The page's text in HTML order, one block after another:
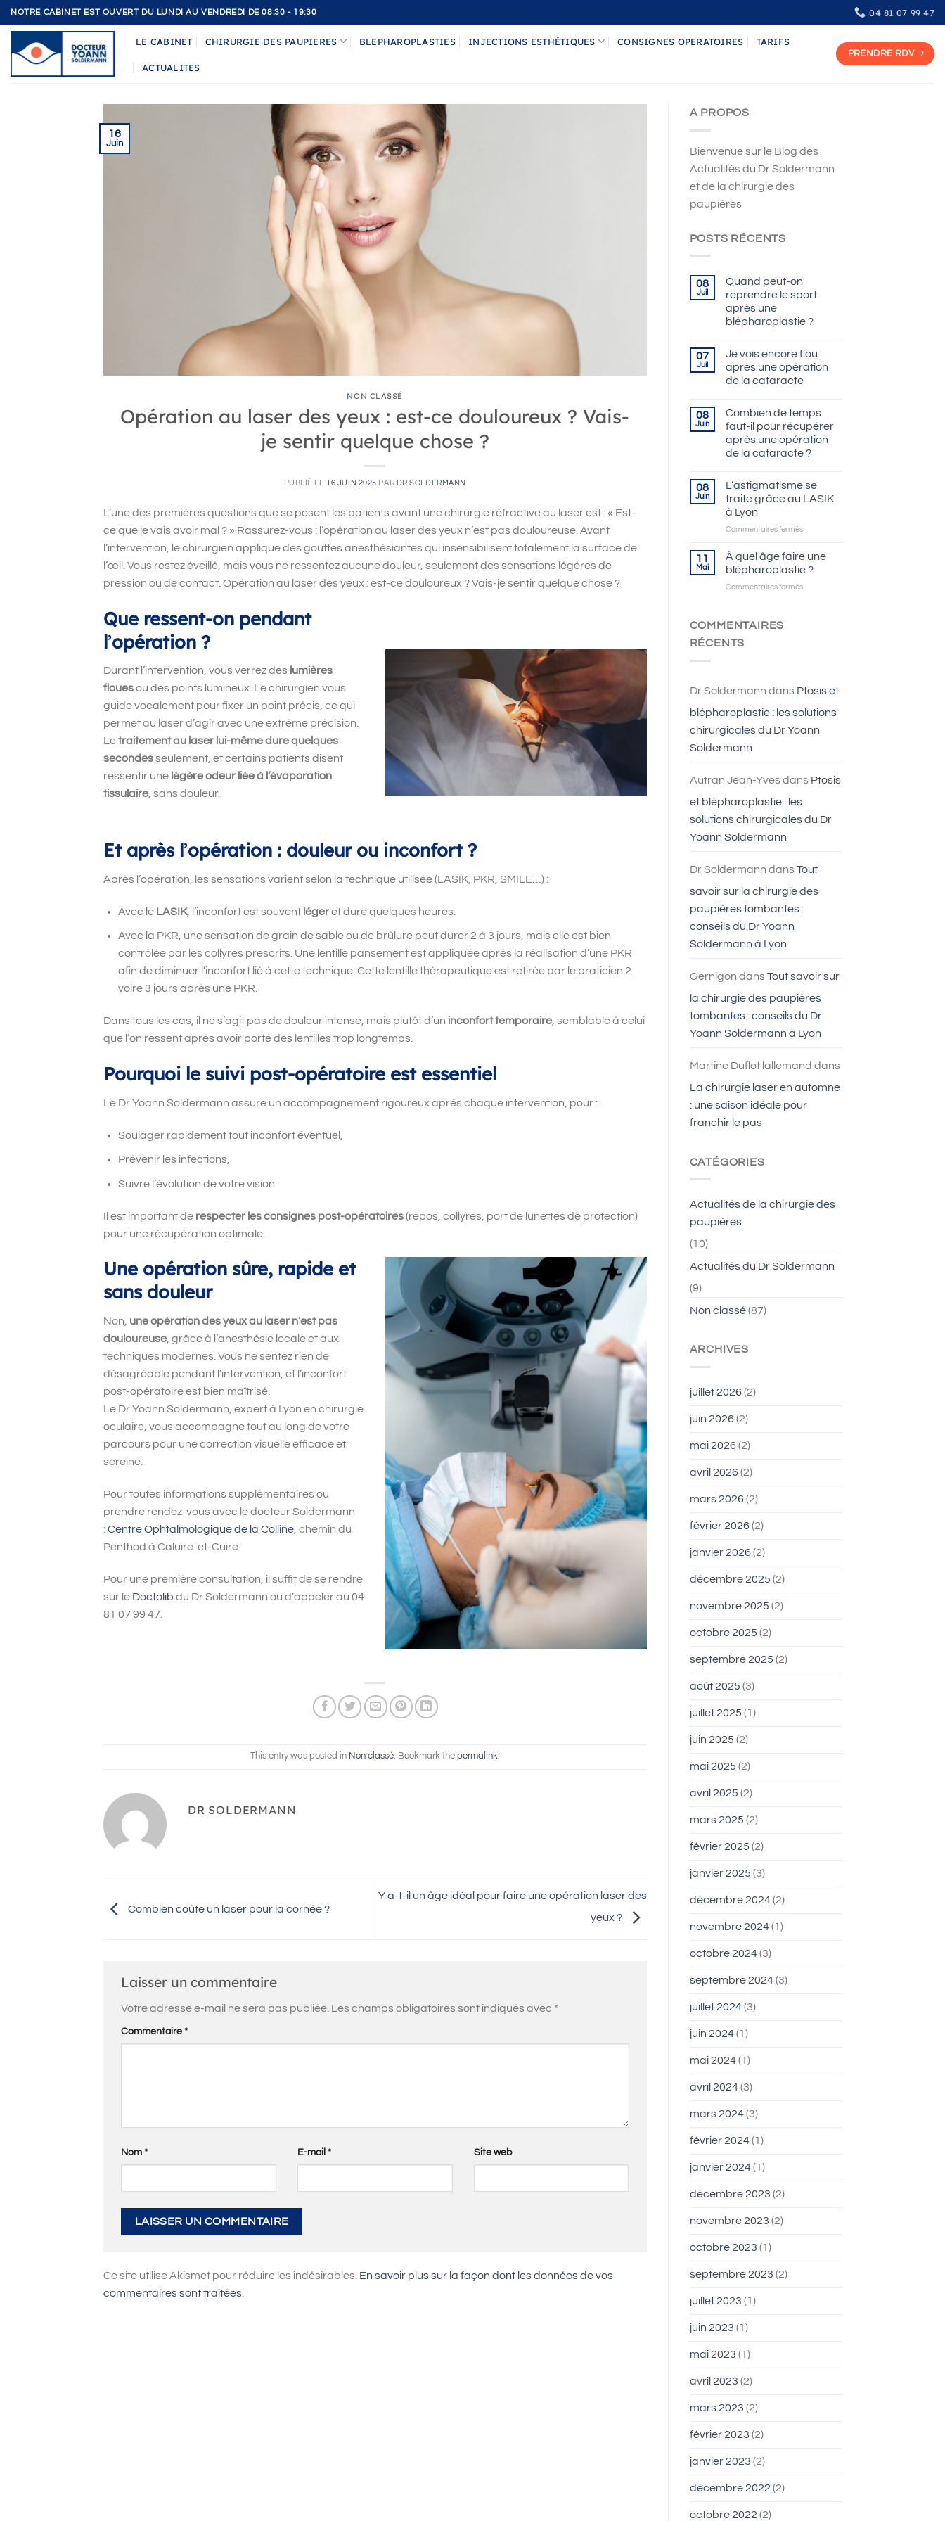
Passer
au
contenu
NOTRE CABINET EST OUVERT DU LUNDI AU VENDREDI DE 08:30 - 19:30 04 81 07 99 47
LE CABINET CHIRURGIE DES PAUPIERES BLEPHAROPLASTIES INJECTIONS ESTHÉTIQUES CONSIGNES OPERATOIRES TARIFS
ACTUALITES
PRENDRE RDV
16
Juin
NON CLASSÉ
Opération au laser des yeux : est-ce douloureux ? Vais-
je sentir quelque chose ?
PUBLIÉ LE 16 JUIN 2025 PAR DR SOLDERMANN
L’une des premières questions que se posent les patients avant une chirurgie réfractive au laser est : « Est-
ce que je vais avoir mal ? » Rassurez-vous : l’opération au laser des yeux n’est pas douloureuse. Avant
l’intervention, le chirurgien applique des gouttes anesthésiantes qui insensibilisent totalement la surface de
l’œil. Vous restez éveillé, mais vous ne ressentez aucune douleur, seulement des sensations légères de
pression ou de contact. Opération au laser des yeux : est-ce douloureux ? Vais-je sentir quelque chose ?
Que ressent-on pendant
l’opération ?
Durant l ’intervention, vous verrez des lumières
flouesou des points lumineux. Le chirurgien vous
guide vocalement pour fixer un point précis, ce qui
permet au laser d’agir avec une extrême précision.
Letraitement au laser lui-même dure quelques
secondesseulement, et certains patients disent
ressentir une légère odeur liée à l’évaporation
tissulaire, sans douleur.
Et après l’opération : douleur ou inconfort ?
Après l ’opération, les sensations varient selon la technique utilisée (LASIK, PKR, SMILE…) :
Avec le LASIK, l ’inconfort est souvent légeret dure quelques heures.
Avec la PKR, une sensation de grain de sable ou de brûlure peut durer 2 à 3 jours, mais elle est bien
contrôlée par les collyres prescrits. Une lentille pansement est appliquée après la réalisation d’une PKR
afin de diminuer l’inconfort lié à cette technique. Cette lentille thérapeutique est retirée par le praticien 2
voire 3 jours après une PKR.
Dans tous les cas, il ne s’agit pas de douleur intense, mais plutôt d’un inconfort temporaire, semblable à celui
que l ’on ressent après avoir porté des lentilles trop longtemps.
Pourquoi le suivi post-opératoire est essentiel
Le Dr Yoann Soldermann assure un accompagnement rigoureux après chaque intervention, pour :
Soulager rapidement tout inconfort éventuel,
Prévenir les infections,
Suivre l’évolution de votre vision.
Il est important de respecter les consignes post-opératoires(repos, collyres, port de lunettes de protection)
pour une récupération optimale.
Une opération sûre, rapide et
sans douleur
Non, une opération des yeux au laser n’est pas
douloureuse , grâce à l ’anesthésie locale et aux
techniques modernes. Vous ne sentez rien de
désagréable pendant l ’intervention, et l ’inconfort
post-opératoire est bien maîtrisé.
Le Dr Yoann Soldermann, expert à Lyon en chirurgie
oculaire, vous accompagne tout au long de votre
parcours pour une correction visuelle efficace et
sereine.
Pour toutes informations supplémentaires ou
prendre rendez-vous avec le docteur Soldermann
:Centre Ophtalmologique de la Colline , chemin du
Penthod à Caluire-et-Cuire.
Pour une première consultation, il suffit de se rendre
sur le Doctolib du Dr Soldermann ou d’appeler au 04
81 07 99 47.
This entry was posted in Non classé. Bookmark the permalink.
DR SOLDERMANN
Combien coûte un laser pour la cornée ?
Y a-t-il un âge idéal pour faire une opération laser des
yeux ?
Laisser un commentaire
Votre adresse e-mail ne sera pas publiée. Les champs obligatoires sont indiqués avec *
Commentaire *
Nom * E-mail * Site web
Ce site utilise Akismet pour réduire les indésirables. En savoir plus sur la façon dont les données de vos
commentaires sont traitées
A PROPOS
Bienvenue sur le Blog des
Actualités du Dr Soldermann
et de la chirurgie des
paupières
POSTS RÉCENTS
08
Juil
Quand peut-on
reprendre le sport
après une
blépharoplastie ?
07
Juil
Je vois encore flou
après une opération
de la cataracte
08
Juin
Combien de temps
faut-il pour récupérer
après une opération
de la cataracte ?
08
Juin
L’astigmatisme se
traite grâce au LASIK
à Lyon
Commentaires ferméssur
au
11
Mai
À quel âge faire une
blépharoplastie ?
Commentaires ferméssur
COMMENTAIRES
RÉCENTS
Dr Soldermann dans Ptosis et
blépharoplastie : les solutions
chirurgicales du Dr Yoann
Soldermann
Autran Jean-Yves dans Ptosis
et blépharoplastie : les
solutions chirurgicales du Dr
Yoann Soldermann
Dr Soldermann dans Tout
savoir sur la chirurgie des
paupières tombantes :
conseils du Dr Yoann
Soldermann à Lyon
Gernigon dans Tout savoir sur
la chirurgie des paupières
tombantes : conseils du Dr
Yoann Soldermann à Lyon
Martine Duflot lallemand dans
La chirurgie laser en automne
: une saison idéale pour
franchir le pas
CATÉGORIES
Actualités de la chirurgie des
paupières
(10)
Actualités du Dr Soldermann
(9)
Non classé(87)
ARCHIVES
juillet 2026(2)
juin 2026(2)
mai 2026(2)
avril 2026(2)
mars 2026(2)
février 2026(2)
janvier 2026(2)
décembre 2025 (2)
novembre 2025 (2)
octobre 2025 (2)
septembre 2025 (2)
août 2025 (3)
juillet 2025 (1)
juin 2025 (2)
mai 2025 (2)
avril 2025 (2)
mars 2025 (2)
février 2025 (2)
janvier 2025 (3)
décembre 2024(2)
novembre 2024(1)
octobre 2024(3)
septembre 2024(3)
juillet 2024(3)
juin 2024(1)
mai 2024(1)
avril 2024(3)
mars 2024(3)
février 2024(1)
janvier 2024(1)
décembre 2023 (2)
novembre 2023 (2)
octobre 2023 (1)
septembre 2023 (2)
juillet 2023 (1)
juin 2023 (1)
mai 2023 (1)
avril 2023 (2)
mars 2023 (2)
février 2023 (2)
janvier 2023 (2)
décembre 2022 (2)
octobre 2022 (2)